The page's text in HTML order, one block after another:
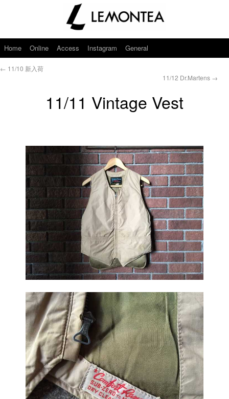
Home Online Access Instagram General
← 11/10 新入荷
11/12 Dr.Martens →
11/11 Vintage Vest